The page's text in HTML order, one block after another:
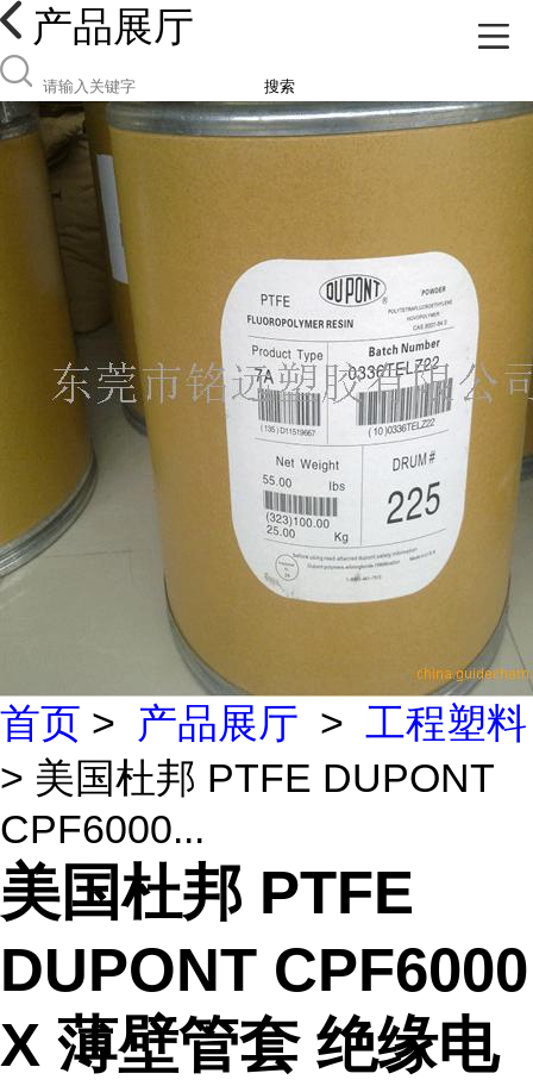
产品展厅
搜索
首页 > 产品展厅 > 工程塑料
> 美国杜邦 PTFE DUPONT
CPF6000...
美国杜邦 PTFE
DUPONT CPF6000
X 薄壁管套 绝缘电